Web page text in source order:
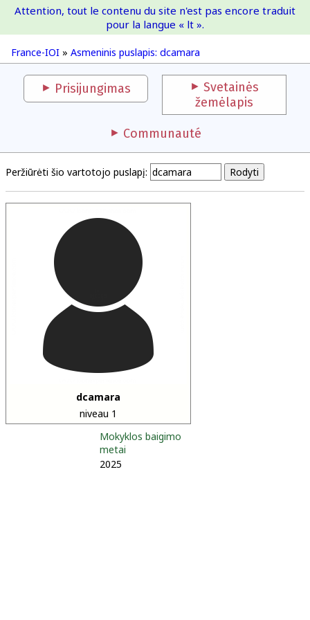
France-IOI
France-IOI » Asmeninis puslapis: dcamara
Attention, tout le contenu du site n'est pas encore traduit
pour la langue « lt ».
Prisijungimas
Svetainės
žemėlapis
Communauté
Peržiūrėti šio vartotojo puslapį:
dcamara
niveau 1
Mokyklos baigimo
metai
2025